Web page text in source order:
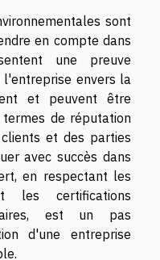
sont
en compte dans
une preuve
envers la
et peuvent être
de réputation
et des parties
avec succès dans
en respectant les
les certifications
est un pas
d'une entreprise